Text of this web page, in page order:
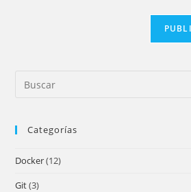
Categorías
Docker(12)
Git(3)